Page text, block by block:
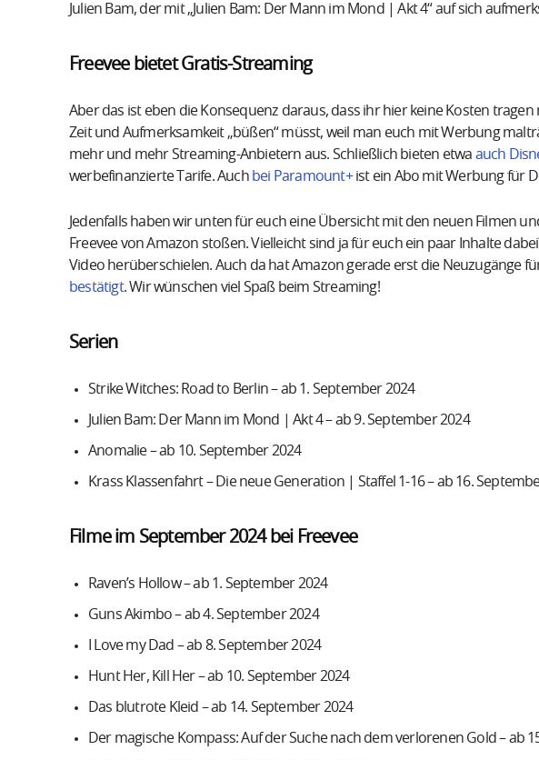
Julien Bam, der mit „Julien Bam: Der Mann im Mond | Akt 4“ auf sich
Freevee bietet Gratis-Streaming
Aber das ist eben die Konsequenz daraus, dass ihr hier keine Kosten
Zeit und Aufmerksamkeit „büßen“ müsst, weil man euch mit Werbung
mehr und mehr Streaming-Anbietern aus. Schließlich bieten etwa auch
werbefinanzierte Tarife. Auch bei Paramount+ist ein Abo mit Werbung für
Jedenfalls haben wir unten für euch eine Übersicht mit den neuen Filmen
Freevee von Amazon stoßen. Vielleicht sind ja für euch ein paar Inhalte
Video herüberschielen. Auch da hat Amazon gerade erst die Neuzugänge
bestätigt. Wir wünschen viel Spaß beim Streaming!
Serien
Strike Witches: Road to Berlin – ab 1. September 2024
Julien Bam: Der Mann im Mond | Akt 4 – ab 9. September 2024
Anomalie – ab 10. September 2024
Krass Klassenfahrt – Die neue Generation | Staffel 1-16 – ab 16.
Filme im September 2024 bei Freevee
Raven’s Hollow – ab 1. September 2024
Guns Akimbo – ab 4. September 2024
I Love my Dad – ab 8. September 2024
Hunt Her, Kill Her – ab 10. September 2024
Das blutrote Kleid – ab 14. September 2024
Der magische Kompass: Auf der Suche nach dem verlorenen Gold – ab